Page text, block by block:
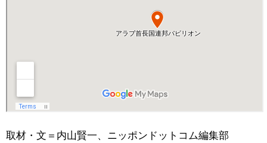
取材・文＝内山賢一、ニッポンドットコム編集部